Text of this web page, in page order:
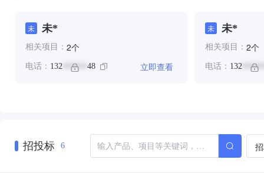
未 未*
相关项目： 2个
电话： 132 ****** 48 立即查看
未 未*
相关项目： 2个
电话： 132
招投标 6